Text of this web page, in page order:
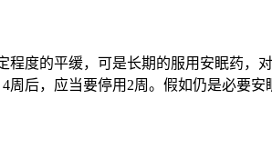
度的平缓，可是长期的服用安眠药，
后，应当要停用2周。假如仍是必要安